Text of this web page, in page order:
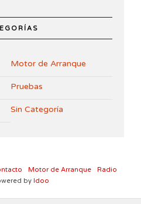
Motor de Arranque
Pruebas
Sin Categoría
Motor de Arranque
Radio
by Idoo